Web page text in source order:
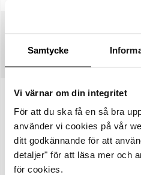
Samtycke
Vi värnar om din integritet
För att du ska få en så bra
använder vi cookies på vår
ditt godkännande för att
detaljer" för att läsa mer och
för cookies.
Skogså, svarta gummistövlar från
denna stövel mjuk och följsam på
och skaftet har en hälla baktill
stövlarna. Fodrade med ett